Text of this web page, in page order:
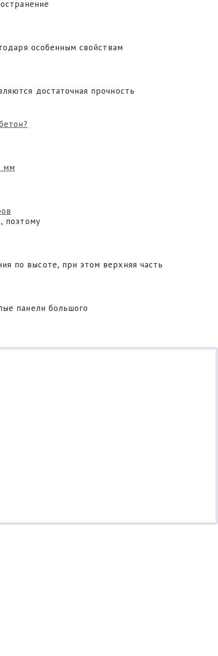
особенным свойствам
достаточная прочность
мм
поэтому
по высоте, при этом верхняя часть
панели большого